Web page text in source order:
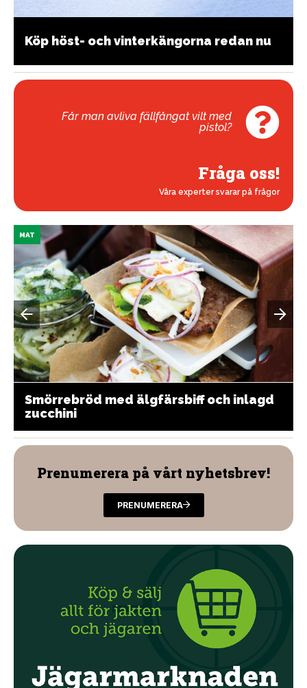
Köp höst- och vinterkängorna redan nu
Får man avliva fällfångat vilt med
pistol?
Fråga oss!
Våra experter svarar på frågor
MAT
Smörrebröd med älgfärsbiff och inlagd
zucchini
Prenumerera på vårt nyhetsbrev!
PRENUMERERA